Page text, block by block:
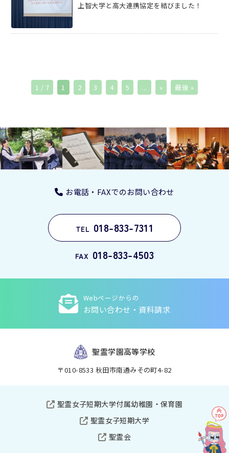
上智大学と高大連携協定を結びました！
1 / 7 1 2 3 4 5 ... » 最後 »
お電話・FAXでのお問い合わせ
TEL 018-833-7311
FAX 018-833-4503
Webページからの
お問い合わせ・資料請求
聖霊学園高等学校
〒010-8533 秋田市南通みその町4-82
聖霊女子短期大学付属幼稚園・保育園
聖霊女子短期大学
聖霊会